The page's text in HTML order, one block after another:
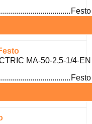
Festo
MA-50-2,5-1/4-EN
Festo